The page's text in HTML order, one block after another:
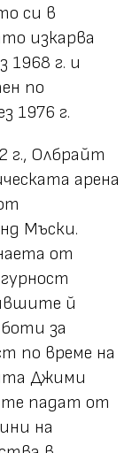
си в
изкарва
1968 г. и
по
1976 г.
г., Олбрайт
арена
Мъски.
от
й
за
по време на
Джими
падат от
на